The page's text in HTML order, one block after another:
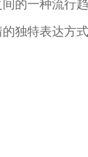
的一种流行
独特表达方式